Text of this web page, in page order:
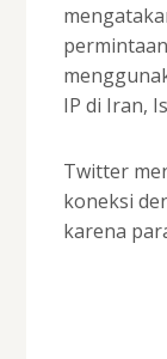
IP di Iran,
Twitter
koneksi
karena